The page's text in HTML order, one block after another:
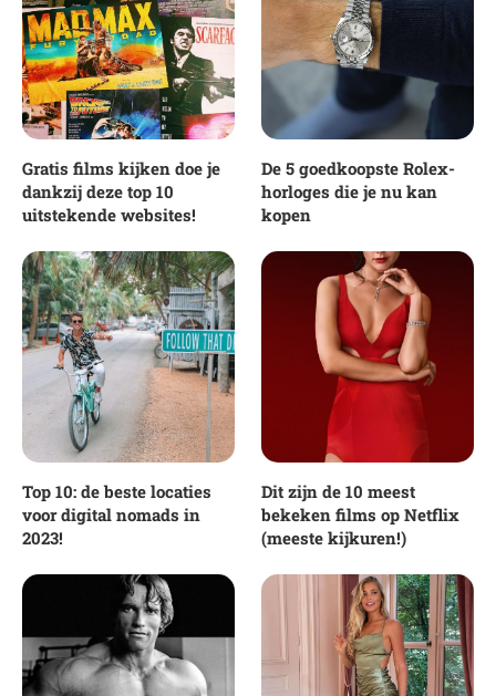
Gratis films kijken doe je
dankzij deze top 10
uitstekende websites!
De 5 goedkoopste Rolex-
horloges die je nu kan
kopen
Top 10: de beste locaties
voor digital nomads in
2023!
Dit zijn de 10 meest
bekeken films op Netflix
(meeste kijkuren!)